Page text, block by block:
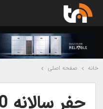
خانه صفحه اصلی